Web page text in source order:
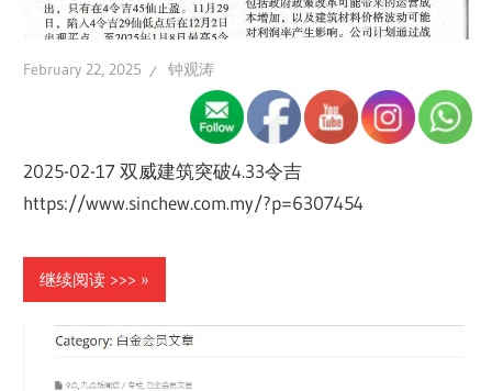
February 22, 2025 钟观涛
2025-02-17 双威建筑突破4.33令吉
https://www.sinchew.com.my/?p=6307454
继续阅读 >>>